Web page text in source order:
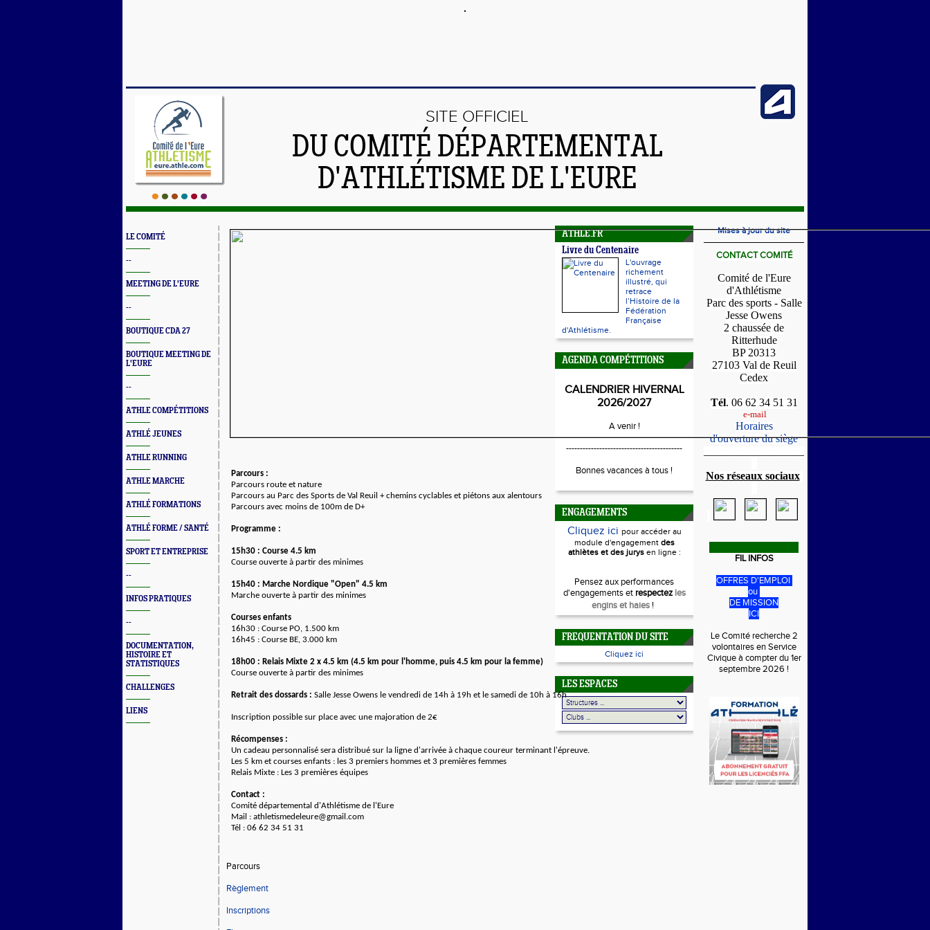
SITE OFFICIEL
DU COMITÉ DÉPARTEMENTAL
D'ATHLÉTISME DE L'EURE
LE COMITÉ
--
MEETING DE L'EURE
--
BOUTIQUE CDA 27
BOUTIQUE MEETING DE
L'EURE
--
ATHLE COMPÉTITIONS
ATHLÉ JEUNES
ATHLE RUNNING
ATHLE MARCHE
ATHLÉ FORMATIONS
ATHLÉ FORME / SANTÉ
SPORT ET ENTREPRISE
--
INFOS PRATIQUES
--
DOCUMENTATION,
HISTOIRE ET
STATISTIQUES
CHALLENGES
LIENS
Parcours :
Parcours route et nature
Parcours au Parc des Sports de Val Reuil + chemins cyclables et piétons aux alentours
Parcours avec moins de 100m de D+
Programme :
15h30 : Course 4.5 km
Course ouverte à partir des minimes
15h40 : Marche Nordique "Open" 4.5 km
Marche ouverte à partir des minimes
Courses enfants
16h30 : Course PO, 1.500 km
16h45 : Course BE, 3.000 km
18h00 : Relais Mixte 2 x 4.5 km (4.5 km pour l'homme, puis 4.5 km pour la femme)
Course ouverte à partir des minimes
Retrait des dossards : Salle Jesse Owens le vendredi de 14h à 19h et le samedi de 10h à 16h
Inscription possible sur place avec une majoration de 2€
Récompenses :
Un cadeau personnalisé sera distribué sur la ligne d'arrivée à chaque coureur terminant l'épreuve.
Les 5 km et courses enfants : les 3 premiers hommes et 3 premières femmes
Relais Mixte : Les 3 premières équipes
Contact :
Comité départemental d'Athlétisme de l'Eure
Mail : athletismedeleure@gmail.com
Tél : 06 62 34 51 31
Parcours
Règlement
Inscriptions
ATHLE.FR
Livre du Centenaire
L'ouvrage
richement
illustré, qui
retrace
l’Histoire de la
Fédération
Française
d'Athlétisme.
AGENDA COMPÉTITIONS
CALENDRIER HIVERNAL
2026/2027
A venir !
------------------------------------------
Bonnes vacances à tous !
ENGAGEMENTS
Cliquez ici pour accéder au
module d'engagement des
athlètes et des jurysen ligne :
Pensez aux performances
d'engagements et respectez les
engins et haies!
FREQUENTATION DU SITE
Cliquez ici
LES ESPACES
Mises à jour du site
CONTACT COMITÉ
Comité de l'Eure
d'Athlétisme
Parc des sports - Salle
Jesse Owens
2 chaussée de
Ritterhude
BP 20313
27103 Val de Reuil
Cedex
Tél. 06 62 34 51 31
e-mail
Horaires
d'ouverture du siège
Nos réseaux sociaux
FIL INFOS
OFFRES D'EMPLOI
ou
DE MISSION
ICI
Le Comité recherche 2
volontaires en Service
Civique à compter du 1er
septembre 2026 !